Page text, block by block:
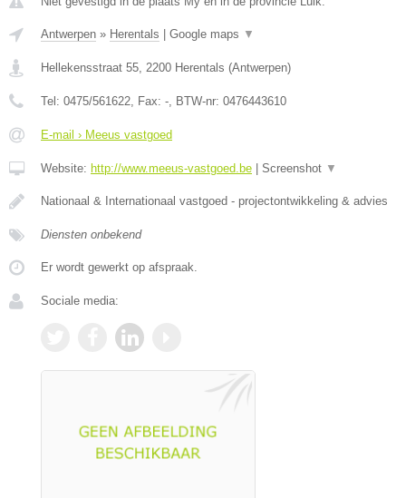
Antwerpen » Herentals Google maps ▼
Hellekensstraat 55, 2200 Herentals (Antwerpen)
Tel: 0475/561622, Fax: -, BTW-nr: 0476443610
E-mail › Meeus vastgoed
Website: http://www.meeus-vastgoed.be Screenshot ▼
Nationaal & Internationaal vastgoed - projectontwikkeling & advies
Diensten onbekend
Er wordt gewerkt op afspraak.
Sociale media: